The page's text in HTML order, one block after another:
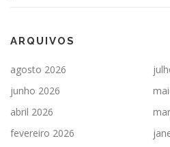
ARQUIVOS
agosto 2026
junho 2026
abril 2026
fevereiro 2026